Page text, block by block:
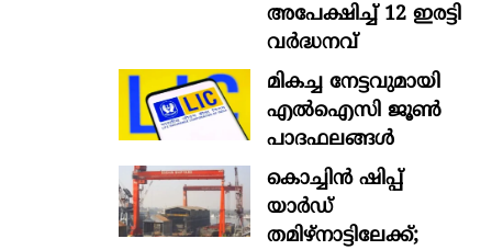
അപേക്ഷിച്ച് 12 ഇരട്ടി
വർദ്ധനവ്
മികച്ച നേട്ടവുമായി
എൽഐസി ജൂൺ
പാദഫലങ്ങൾ
കൊച്ചിന്‍ ഷിപ്പ്
യാർഡ്
തമിഴ്നാട്ടിലേക്ക്;